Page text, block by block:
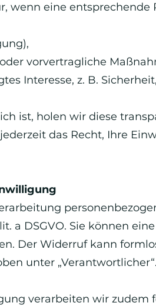
wenn eine entsprechende
vorvertragliche
Interesse, z. B.
ist, holen wir diese
das Recht, Ihre
lit. a DSGVO. Sie können
Der Widerruf kann
unter „Verantwortlicher“.
verarbeiten wir zudem